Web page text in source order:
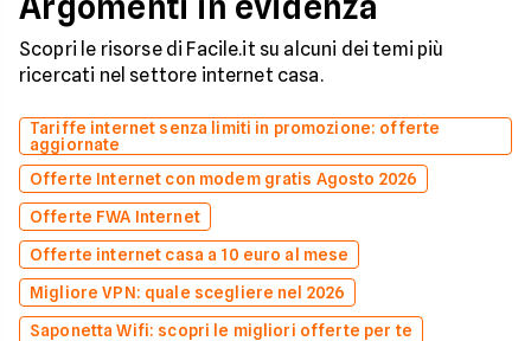
Scopri le risorse di Facile.it su alcuni dei temi più
ricercati nel settore internet casa.
Tariffe internet senza limiti in promozione: offerte
aggiornate
Offerte Internet con modem gratis Agosto 2026
Offerte FWA Internet
Offerte internet casa a 10 euro al mese
Migliore VPN: quale scegliere nel 2026
Saponetta Wifi: scopri le migliori offerte per te